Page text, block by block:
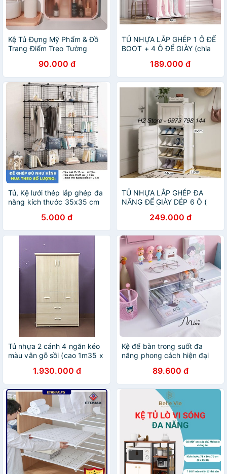
Kệ Tủ Đựng Mỹ Phẩm & Đồ
Trang Điểm Treo Tường
Kiểu Vintage AnnHime
TMP02
90.000 đ
TỦ NHỰA LẮP GHÉP 1 Ô ĐỂ
BOOT + 4 Ô ĐỂ GIÀY (chia
189.000 đ
Tủ, Kệ lưới thép lắp ghép đa
năng kích thước 35x35 cm
5.000 đ
TỦ NHỰA LẮP GHÉP ĐA
NĂNG ĐỂ GIÀY DÉP 6 Ô (
GIÀY DÉP.249.000 đ
Tủ nhựa 2 cánh 4 ngăn kéo
màu vân gỗ sồi (cao 1m35 x
1.930.000 đ
Kệ để bàn trong suốt đa
năng phong cách hiện đại
thành tủ mini89.600 đ